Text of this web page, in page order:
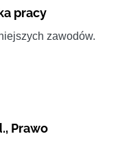
pracy
zawodów.
, Prawo